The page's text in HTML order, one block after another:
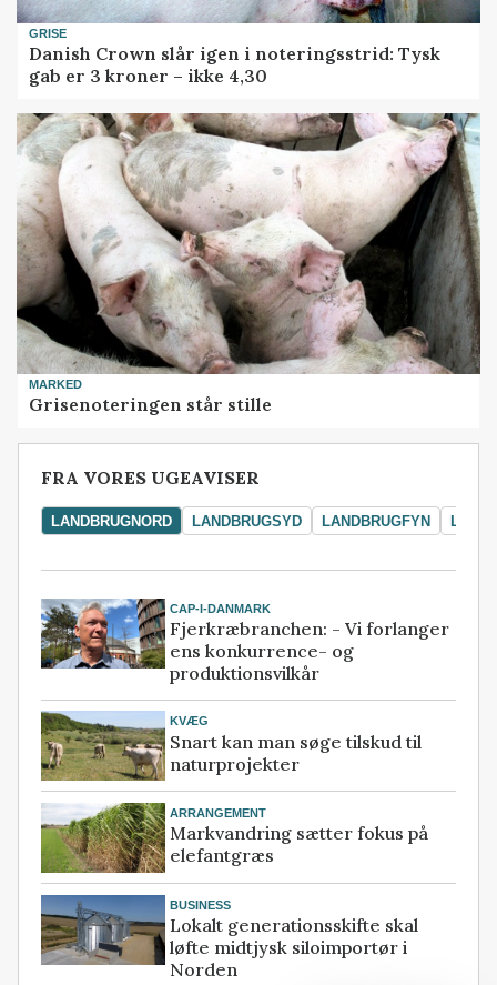
GRISE
Danish Crown slår igen i noteringsstrid: Tysk
gab er 3 kroner – ikke 4,30
MARKED
Grisenoteringen står stille
FRA VORES UGEAVISER
LANDBRUGNORD LANDBRUGSYD LANDBRUGFYN
CAP-I-DANMARK
Fjerkræbranchen: - Vi forlanger
ens konkurrence- og
produktionsvilkår
KVÆG
Snart kan man søge tilskud til
naturprojekter
ARRANGEMENT
Markvandring sætter fokus på
elefantgræs
BUSINESS
Lokalt generationsskifte skal
løfte midtjysk siloimportør i
Norden